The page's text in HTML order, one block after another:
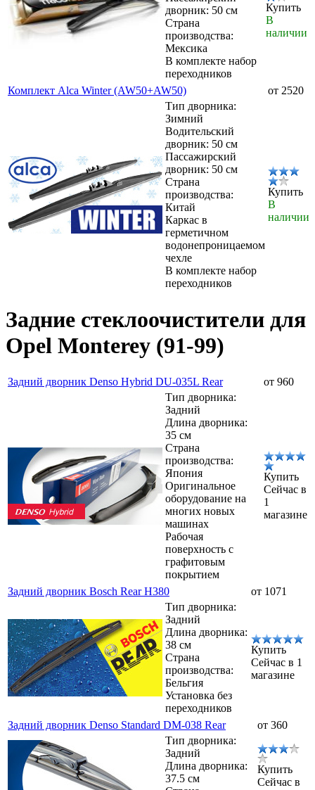
дворник: 50 см
Страна
производства:
Мексика
В комплекте набор
переходников
Купить
В
наличии
Комплект Alca Winter (AW50+AW50)
от 2520
Тип дворника:
Зимний
Водительский
дворник: 50 см
Пассажирский
дворник: 50 см
Страна
производства:
Китай
Каркас в
герметичном
водонепроницаемом
чехле
В комплекте набор
переходников
Купить
В
наличии
Задние стеклоочистители для
Opel Monterey (91-99)
Задний дворник Denso Hybrid DU-035L Rear
от 960
Тип дворника:
Задний
Длина дворника:
35 см
Страна
производства:
Япония
Оригинальное
оборудование на
многих новых
машинах
Рабочая
поверхность с
графитовым
покрытием
Купить
Сейчас в
1
магазине
Задний дворник Bosch Rear H380
от 1071
Тип дворника:
Задний
Длина дворника:
38 см
Страна
производства:
Бельгия
Установка без
переходников
Купить
Сейчас в 1
магазине
Задний дворник Denso Standard DM-038 Rear
от 360
Тип дворника:
Задний
Длина дворника:
37.5 см
Купить
Сейчас в